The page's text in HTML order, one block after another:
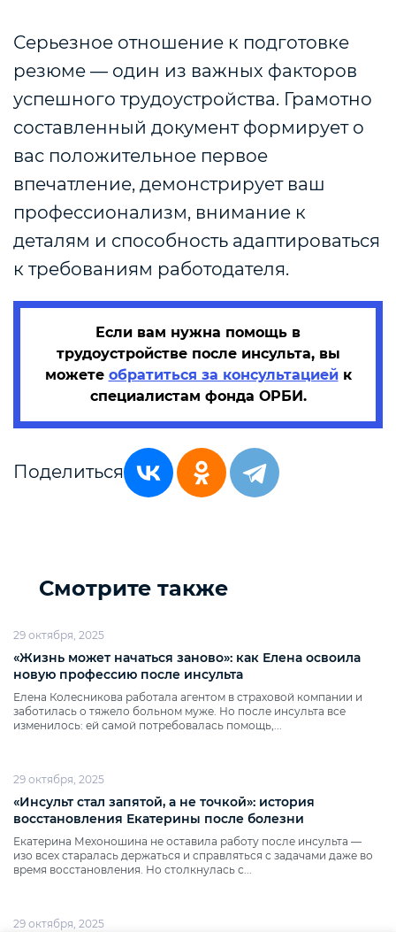
Серьезное отношение к подготовке
резюме — один из важных факторов
успешного трудоустройства. Грамотно
составленный документ формирует о
вас положительное первое
впечатление, демонстрирует ваш
профессионализм, внимание к
деталям и способность адаптироваться
к требованиям работодателя.
Если вам нужна помощь в
трудоустройстве после инсульта, вы
можете обратиться за консультациейк
специалистам фонда ОРБИ.
Поделиться
Смотрите также
29 октября, 2025
«Жизнь может начаться заново»: как Елена освоила
новую профессию после инсульта
Елена Колесникова работала агентом в страховой компании и
заботилась о тяжело больном муже. Но после инсульта все
изменилось: ей самой потребовалась помощь,...
29 октября, 2025
«Инсульт стал запятой, а не точкой»: история
восстановления Екатерины после болезни
Екатерина Мехоношина не оставила работу после инсульта —
изо всех старалась держаться и справляться с задачами даже во
время восстановления. Но столкнулась с...
29 октября, 2025